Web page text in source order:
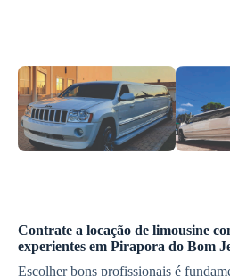
Contrate a locação de limousine
experientes em Pirapora do Bom
Escolher bons profissionais é